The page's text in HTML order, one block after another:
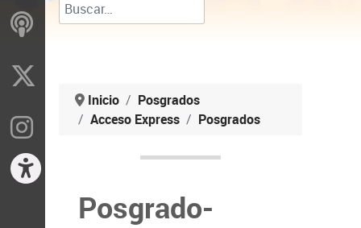
Inicio
Posgrados
Acceso Express
Posgrados
Posgrado-
ivoox
Instragram